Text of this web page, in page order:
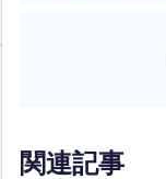
関連記事